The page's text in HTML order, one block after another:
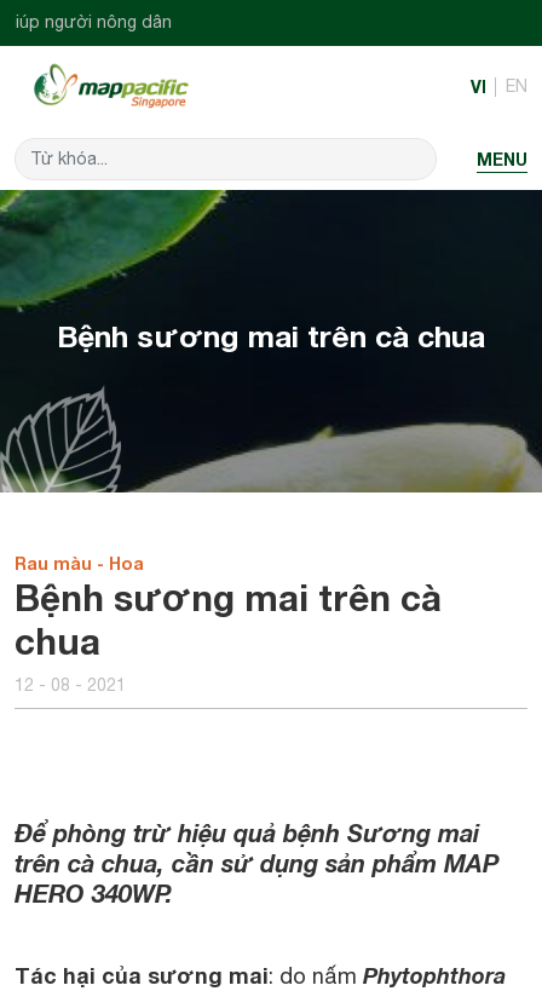
nông dân
VI EN
MENU
Bệnh sương mai trên cà chua
Rau màu - Hoa
Bệnh sương mai trên cà
chua
12 - 08 - 2021
Để phòng trừ hiệu quả bệnh Sương mai
trên cà chua, cần sử dụng sản phẩm MAP
HERO 340WP.
Tác hại của sương mai: do nấm Phytophthora